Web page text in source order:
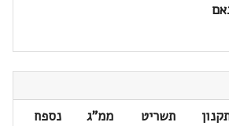
תשריט ממ"ג
נספח